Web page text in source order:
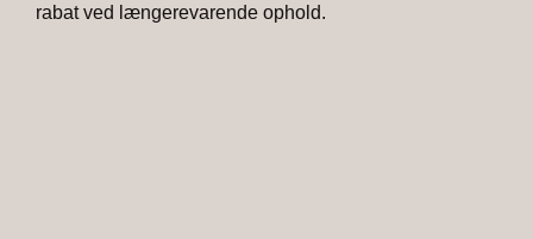
rabat ved længerevarende ophold.